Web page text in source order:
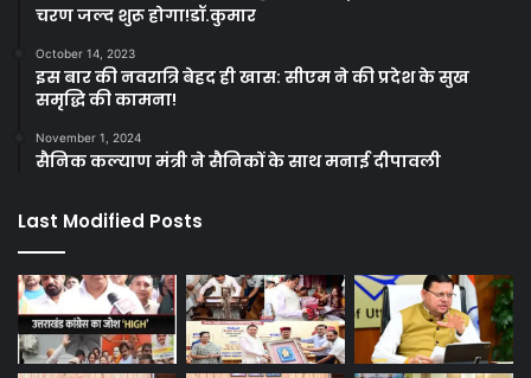
चरण जल्द शुरू होगा!डॉ.कुमार
October 14, 2023
इस बार की नवरात्रि बेहद ही खास: सीएम ने की प्रदेश के सुख
समृद्धि की कामना!
November 1, 2024
सैनिक कल्याण मंत्री ने सैनिकों के साथ मनाई दीपावली
Last Modified Posts